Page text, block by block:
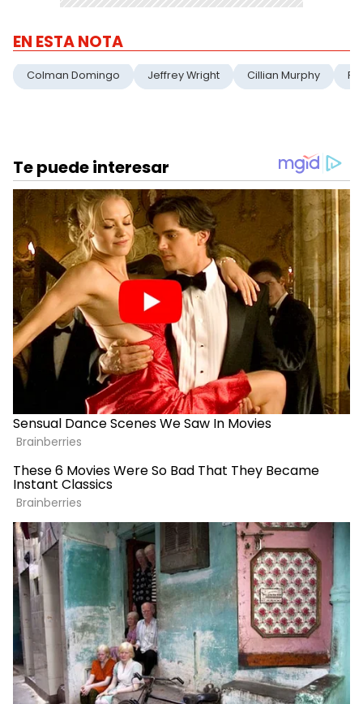
EN ESTA NOTA
Colman Domingo Jeffrey Wright Cillian Murphy